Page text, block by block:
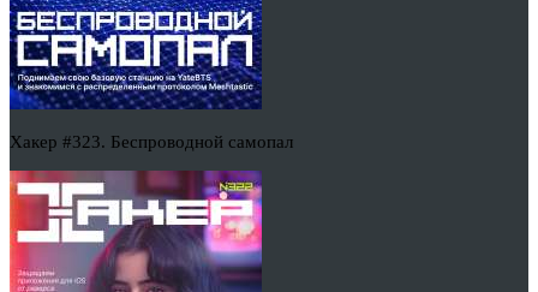
Хакер #323. Беспроводной самопал